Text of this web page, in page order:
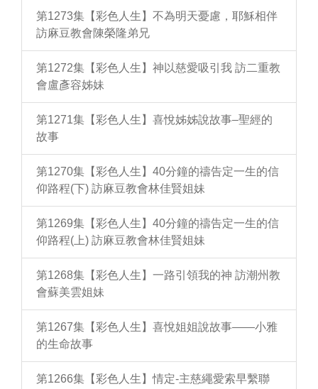
第1273集【彩色人生】不為明天憂慮，耶穌相伴
訪麻豆教會陳榮隆弟兄
第1272集【彩色人生】神以慈愛吸引我 訪二重教
會盧彥容姊妹
第1271集【彩色人生】喜悅姊姊說故事–聖經的
故事
第1270集【彩色人生】40分鐘的禱告定一生的信
仰路程(下) 訪麻豆教會林佳賢姐妹
第1269集【彩色人生】40分鐘的禱告定一生的信
仰路程(上) 訪麻豆教會林佳賢姐妹
第1268集【彩色人生】一路引領我的神 訪潮州教
會蘇美雲姐妹
第1267集【彩色人生】喜悅姐姐說故事——小雅
的生命故事
第1266集【彩色人生】情定-主慈繩愛索早繫聯